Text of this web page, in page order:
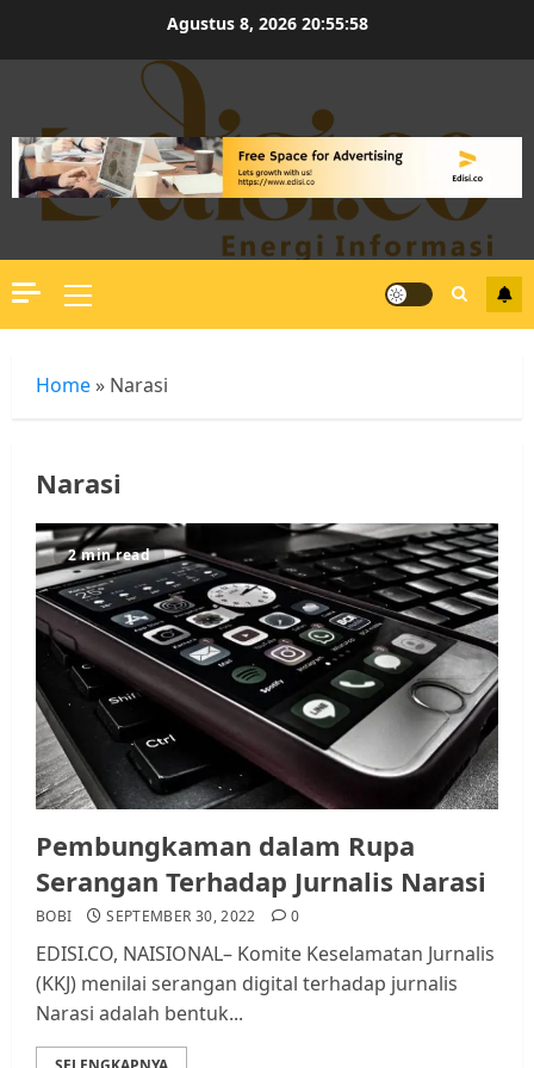
Agustus 8, 2026 20:55:59
Primary
Menu
Home » Narasi
Narasi
2 min read
Pembungkaman dalam Rupa
Serangan Terhadap Jurnalis Narasi
BOBI SEPTEMBER 30, 2022 0
EDISI.CO, NAISIONAL– Komite Keselamatan Jurnalis
(KKJ) menilai serangan digital terhadap jurnalis
Narasi adalah bentuk...